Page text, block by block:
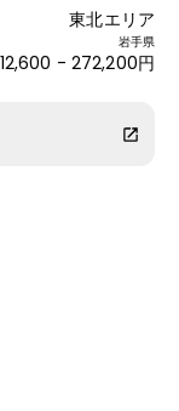
東北エリア
岩手県
- 272,200円